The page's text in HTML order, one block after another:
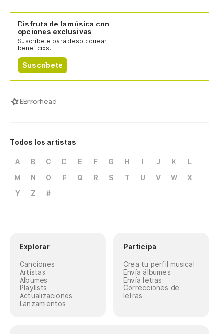
Disfruta de la música con
opciones exclusivas
Suscríbete para desbloquear
beneficios.
Suscríbete
EErrorhead
Todos los artistas
A B C D E F G H I J K
L
M
N O P Q R S T U V W
X
Y
Z #
Explorar
Canciones
Artistas
Álbumes
Playlists
Actualizaciones
Lanzamientos
Participa
Crea tu perfil musical
Envía álbumes
Envía letras
Correcciones de
letras